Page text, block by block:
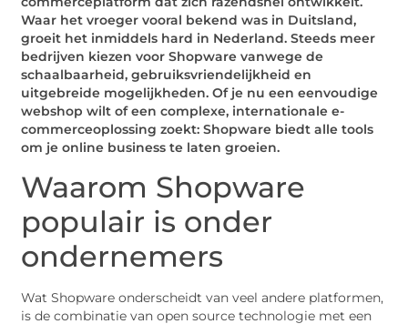
Waar het vroeger vooral bekend was in Duitsland,
groeit het inmiddels hard in Nederland. Steeds meer
bedrijven kiezen voor Shopware vanwege de
schaalbaarheid, gebruiksvriendelijkheid en
uitgebreide mogelijkheden. Of je nu een eenvoudige
webshop wilt of een complexe, internationale e-
commerceoplossing zoekt: Shopware biedt alle tools
om je online business te laten groeien.
Waarom Shopware
populair is onder
ondernemers
Wat Shopware onderscheidt van veel andere platformen,
is de combinatie van open source technologie met een